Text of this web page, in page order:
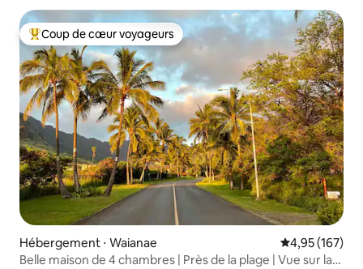
2 personnes
Coups de cœur voyageurs les plus appréciés
Coup de cœur voyageurs
Hébergement ⋅ Waianae Évaluation
4,95 (167)
Belle maison de 4 chambres | Près de la plage | Vue sur la